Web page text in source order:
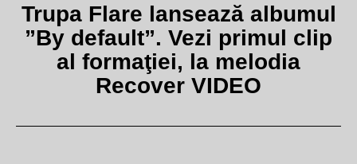
Trupa Flare lansează albumul
”By default”. Vezi primul clip
al formaţiei, la melodia
Recover VIDEO